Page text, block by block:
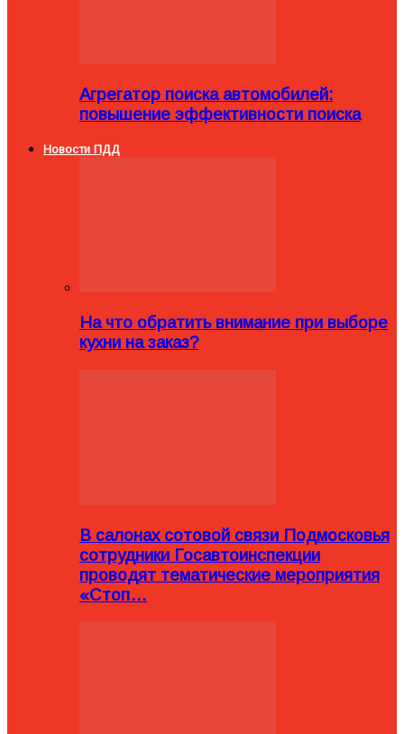
Агрегатор поиска автомобилей:
повышение эффективности поиска
Новости ПДД
На что обратить внимание при выборе
кухни на заказ?
В салонах сотовой связи Подмосковья
сотрудники Госавтоинспекции
проводят тематические мероприятия
«Стоп…